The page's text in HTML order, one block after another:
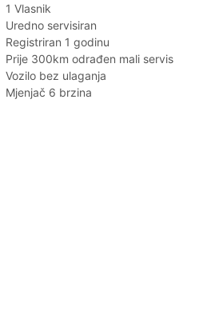
1 Vlasnik
Uredno servisiran
Registriran 1 godinu
Prije 300km odrađen mali servis
Vozilo bez ulaganja
Mjenjač 6 brzina